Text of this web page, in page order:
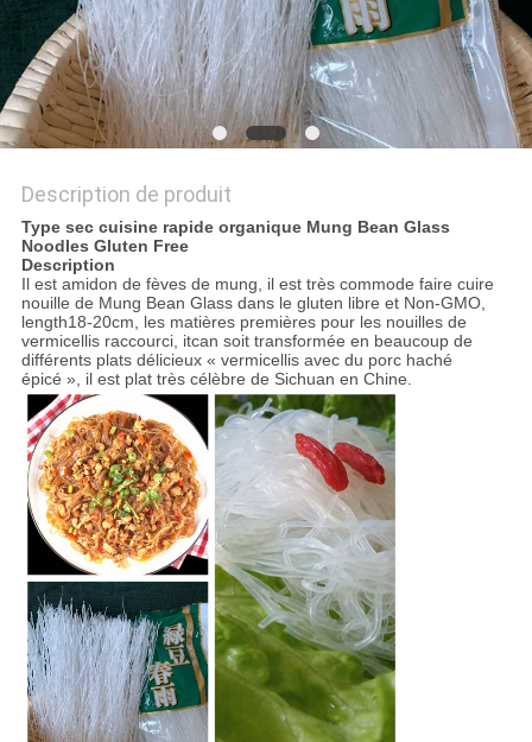
Description de produit
Type sec cuisine rapide organique Mung Bean Glass
Noodles Gluten Free
Description
Il est amidon de fèves de mung, il est très commode faire cuire
nouille de Mung Bean Glass dans le gluten libre et Non-GMO,
length18-20cm, les matières premières pour les nouilles de
vermicellis raccourci, itcan soit transformée en beaucoup de
différents plats délicieux « vermicellis avec du porc haché
épicé », il est plat très célèbre de Sichuan en Chine.